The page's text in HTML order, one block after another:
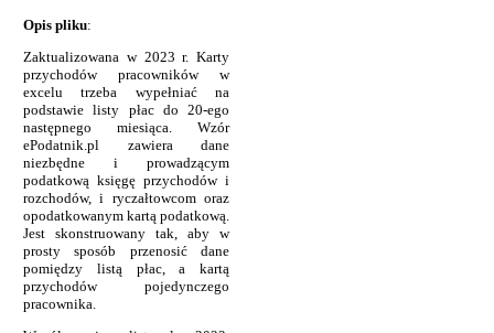
Opis pliku:
Zaktualizowana w 2023 r. Karty
przychodów pracowników w
excelu trzeba wypełniać na
podstawie listy płac do 20-ego
następnego miesiąca. Wzór
ePodatnik.pl zawiera dane
niezbędne i prowadzącym
podatkową księgę przychodów i
rozchodów, i ryczałtowcom oraz
opodatkowanym kartą podatkową.
Jest skonstruowany tak, aby w
prosty sposób przenosić dane
pomiędzy listą płac, a kartą
przychodów pojedynczego
pracownika.